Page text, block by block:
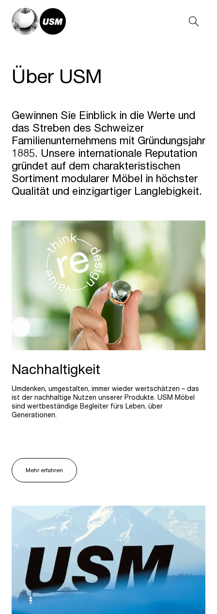
Über USM
Gewinnen Sie Einblick in die Werte und
das Streben des Schweizer
Familienunternehmens mit Gründungsjahr
1885. Unsere internationale Reputation
gründet auf dem charakteristischen
Sortiment modularer Möbel in höchster
Qualität und einzigartiger Langlebigkeit.
Nachhaltigkeit
Umdenken, umgestalten, immer wieder wertschätzen – das
ist der nachhaltige Nutzen unserer Produkte. USM Möbel
sind wertbeständige Begleiter fürs Leben, über
Generationen.
Mehr erfahren